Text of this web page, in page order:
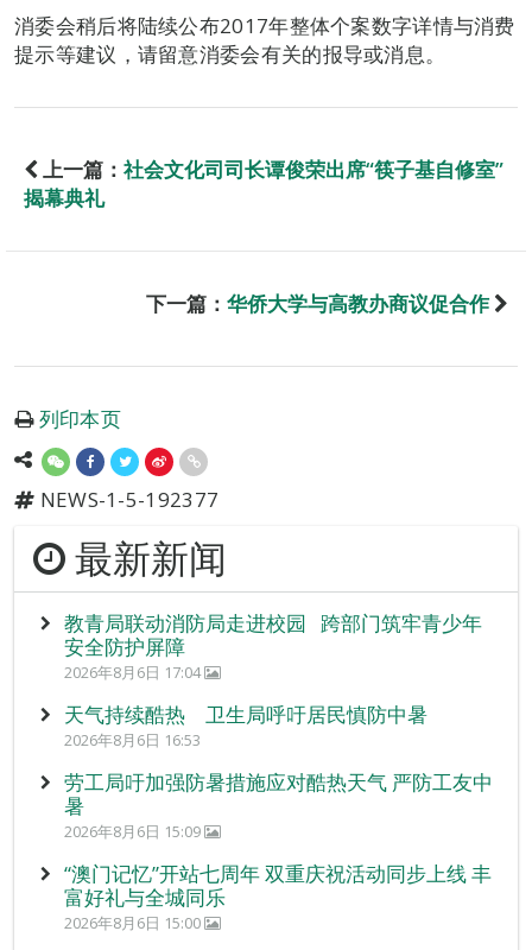
消委会稍后将陆续公布2017年整体个案数字详情与消费
提示等建议，请留意消委会有关的报导或消息。
上一篇： 社会文化司司长谭俊荣出席“筷子基自修室”
揭幕典礼
下一篇： 华侨大学与高教办商议促合作
列印本页
NEWS-1-5-192377
最新新闻
教青局联动消防局走进校园 跨部门筑牢青少年
安全防护屏障
2026年8月6日 17:04
天气持续酷热 卫生局呼吁居民慎防中暑
2026年8月6日 16:53
劳工局吁加强防暑措施应对酷热天气 严防工友中
暑
2026年8月6日 15:09
“澳门记忆”开站七周年 双重庆祝活动同步上线 丰
富好礼与全城同乐
2026年8月6日 15:00